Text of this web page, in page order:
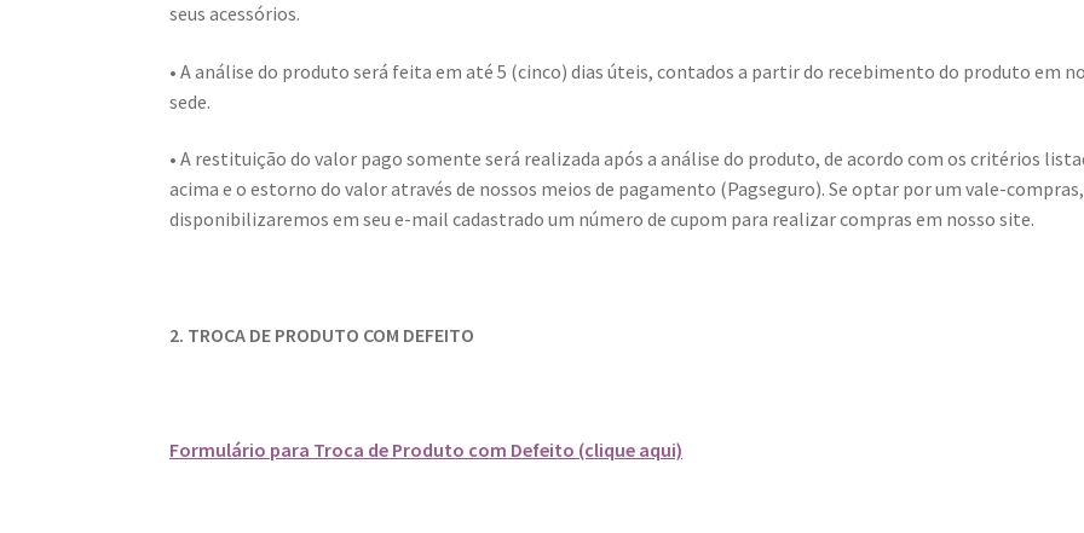
seus acessórios.
• A análise do produto será feita em até 5 (cinco) dias úteis, contados a partir do recebimento do produto em
sede.
• A restituição do valor pago somente será realizada após a análise do produto, de acordo com os critérios
acima e o estorno do valor através de nossos meios de pagamento (Pagseguro). Se optar por um vale-compras,
disponibilizaremos em seu e-mail cadastrado um número de cupom para realizar compras em nosso site.
2. TROCA DE PRODUTO COM DEFEITO
Formulário para Troca de Produto com Defeito (clique aqui)